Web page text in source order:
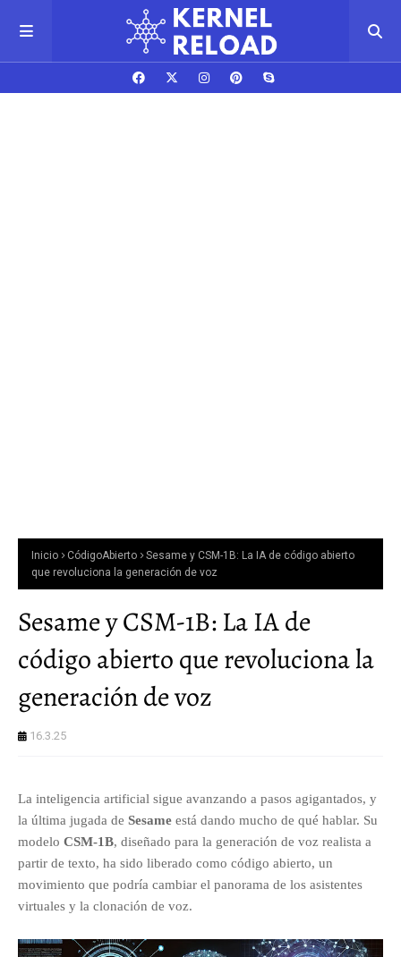
Inicio CódigoAbierto
Sesame y CSM-1B: La IA de código abierto
que revoluciona la generación de voz
Sesame y CSM-1B: La IA de
código abierto que revoluciona la
generación de voz
16.3.25
La inteligencia artificial sigue avanzando a pasos agigantados, y
la última jugada de Sesame está dando mucho de qué hablar. Su
modelo CSM-1B, diseñado para la generación de voz realista a
partir de texto, ha sido liberado como código abierto, un
movimiento que podría cambiar el panorama de los asistentes
virtuales y la clonación de voz.